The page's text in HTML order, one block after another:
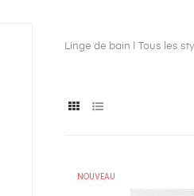
Linge de bain | Tous les
NOUVEAU